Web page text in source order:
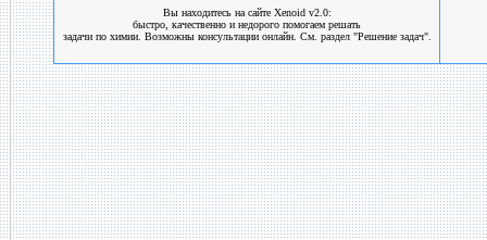
Вы находитесь на сайте Xenoid v2.0:
быстро, качественно и недорого помогаем решать
задачи по химии. Возможны консультации онлайн. См. раздел "Решение задач".